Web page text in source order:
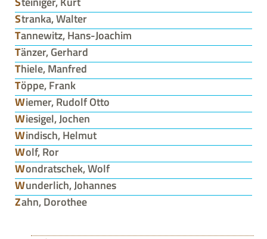
Stranka, Walter
Tannewitz, Hans-Joachim
Tänzer, Gerhard
Thiele, Manfred
Töppe, Frank
Wiemer, Rudolf Otto
Wiesigel, Jochen
Windisch, Helmut
Wolf, Ror
Wondratschek, Wolf
Wunderlich, Johannes
Zahn, Dorothee